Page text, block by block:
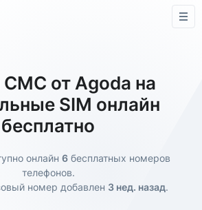
от Agoda на
SIM онлайн
бесплатно
онлайн 6 бесплатных номеров
телефонов.
номер добавлен 3 нед. назад.